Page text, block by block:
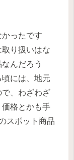
ったです
り扱いはな
んだろう
には、地元
、わざわざ
格とかも手
スポット商品